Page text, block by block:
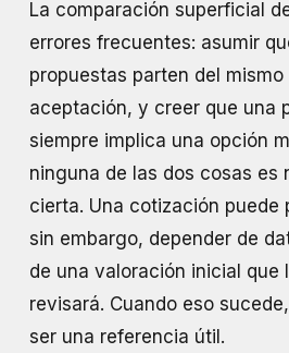
La comparación superficial
errores frecuentes: asumir
propuestas parten del mismo
aceptación, y creer que una
siempre implica una opción
ninguna de las dos cosas es
cierta. Una cotización puede
sin embargo, depender de
de una valoración inicial que
revisará. Cuando eso
ser una referencia útil.